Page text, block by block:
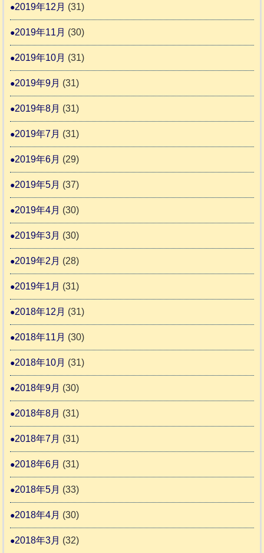
2019年12月 (31)
2019年11月 (30)
2019年10月 (31)
2019年9月 (31)
2019年8月 (31)
2019年7月 (31)
2019年6月 (29)
2019年5月 (37)
2019年4月 (30)
2019年3月 (30)
2019年2月 (28)
2019年1月 (31)
2018年12月 (31)
2018年11月 (30)
2018年10月 (31)
2018年9月 (30)
2018年8月 (31)
2018年7月 (31)
2018年6月 (31)
2018年5月 (33)
2018年4月 (30)
2018年3月 (32)